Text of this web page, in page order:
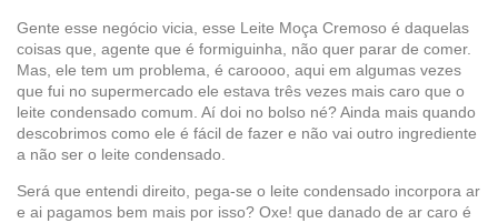
Gente esse negócio vicia, esse Leite Moça Cremoso é daquelas
coisas que, agente que é formiguinha, não quer parar de comer.
Mas, ele tem um problema, é caroooo, aqui em algumas vezes
que fui no supermercado ele estava três vezes mais caro que o
leite condensado comum. Aí doi no bolso né? Ainda mais quando
descobrimos como ele é fácil de fazer e não vai outro ingrediente
a não ser o leite condensado.
Será que entendi direito, pega-se o leite condensado incorpora ar
e ai pagamos bem mais por isso? Oxe! que danado de ar caro é